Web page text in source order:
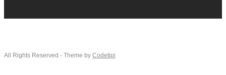
All Rights Reserved - Theme by Codetipi